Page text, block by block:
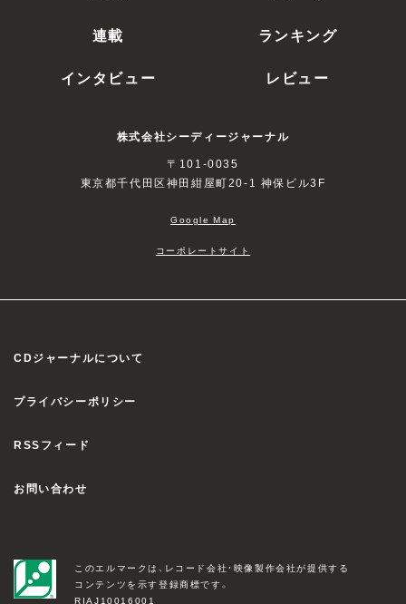
連載
ランキング
インタビュー
レビュー
株式会社シーディージャーナル
〒101-0035
東京都千代田区神田紺屋町20-1 神保ビル3F
Google Map
コーポレートサイト
CDジャーナルについて
プライバシーポリシー
RSSフィード
お問い合わせ
このエルマークは、レコード会社・映像製作会社が提供する
コンテンツを示す登録商標です。
RIAJ10016001